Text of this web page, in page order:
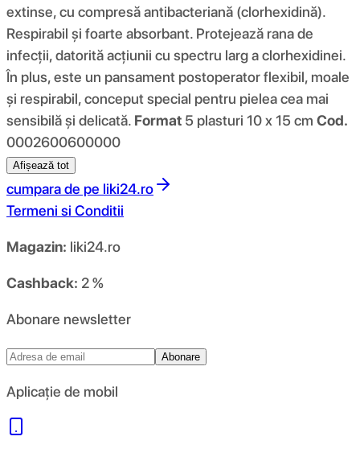
extinse, cu compresă antibacteriană (clorhexidină).
Respirabil și foarte absorbant. Protejează rana de
infecții, datorită acțiunii cu spectru larg a clorhexidinei.
În plus, este un pansament postoperator flexibil, moale
și respirabil, conceput special pentru pielea cea mai
sensibilă și delicată. Format 5 plasturi 10 x 15 cm Cod.
0002600600000
Afișează tot
cumpara de pe liki24.ro
Termeni si Conditii
Magazin: liki24.ro
Cashback: 2 %
Abonare newsletter
Abonare
Aplicație de mobil